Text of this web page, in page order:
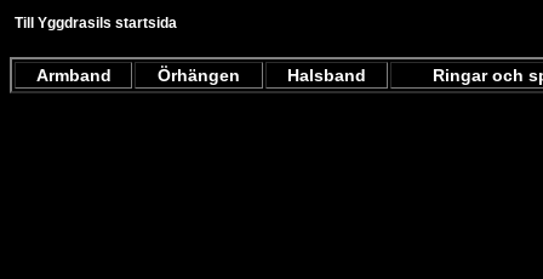
Till Yggdrasils startsida
Armband Örhängen Halsband Ringar och